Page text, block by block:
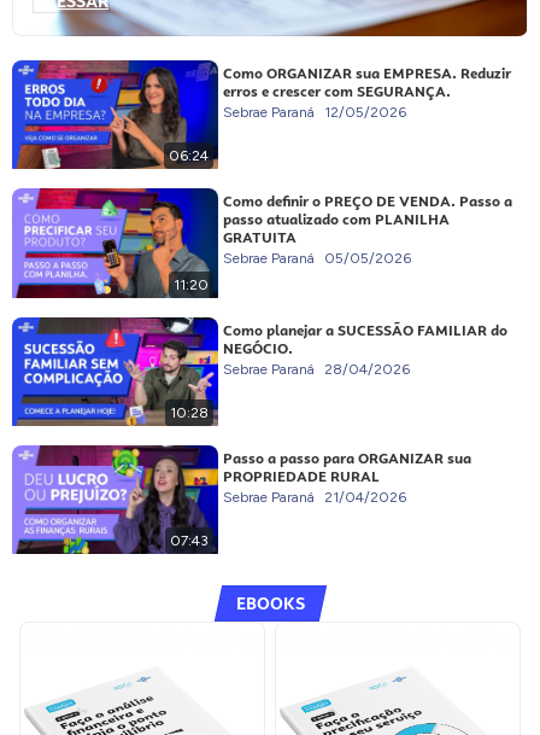
06:24
Como ORGANIZAR sua EMPRESA. Reduzir
erros e crescer com SEGURANÇA.
Sebrae Paraná 12/05/2026
11:20
Como definir o PREÇO DE VENDA. Passo a
passo atualizado com PLANILHA
GRATUITA
Sebrae Paraná 05/05/2026
10:28
Como planejar a SUCESSÃO FAMILIAR do
NEGÓCIO.
Sebrae Paraná 28/04/2026
07:43
Passo a passo para ORGANIZAR sua
PROPRIEDADE RURAL
Sebrae Paraná 21/04/2026
EBOOKS